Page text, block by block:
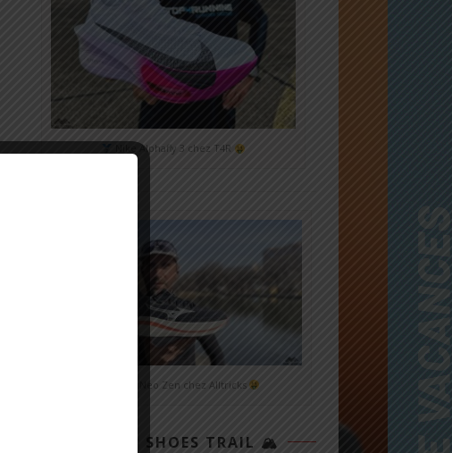
Nike Alphafly 3 chez T4R
Mizuno Neo Zen chez Alltricks
TOP 3 SHOES TRAIL 🏔